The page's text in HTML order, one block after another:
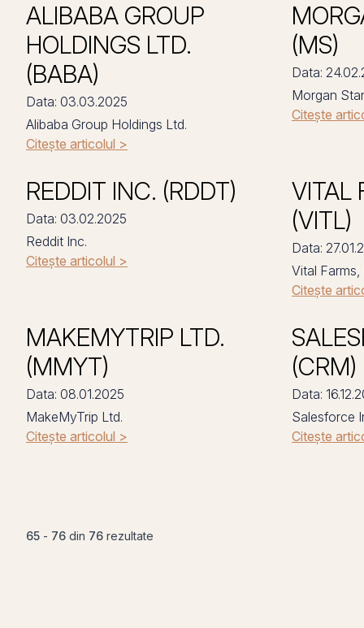
ALIBABA GROUP
HOLDINGS LTD.
(BABA)
Data: 03.03.2025
Alibaba Group Holdings Ltd.
Citește articolul >
(MS)
Data:
Morgan
Citește
REDDIT INC. (RDDT)
Data: 03.02.2025
Reddit Inc.
Citește articolul >
VITAL
(VITL)
Data:
Vital Farms,
Citește
MAKEMYTRIP LTD.
(MMYT)
Data: 08.01.2025
MakeMyTrip Ltd.
Citește articolul >
(CRM)
Data:
Salesforce
Citește
65 - 76 din 76 rezultate